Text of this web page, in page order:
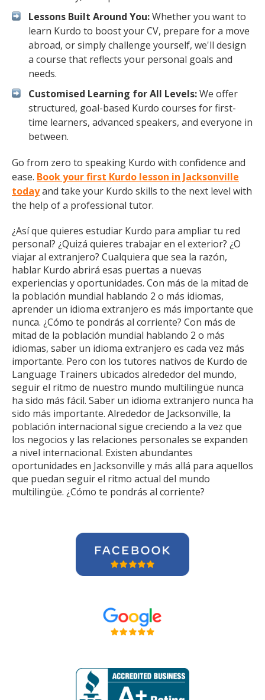
Lessons Built Around You:Whether you want to
learn Kurdo to boost your CV, prepare for a move
abroad, or simply challenge yourself, we'll design
a course that reflects your personal goals and
needs.
Customised Learning for All Levels:We offer
structured, goal-based Kurdo courses for first-
time learners, advanced speakers, and everyone in
between.
Go from zero to speaking Kurdo with confidence and
ease. Book your first Kurdo lesson in Jacksonville
todayand take your Kurdo skills to the next level with
the help of a professional tutor.
¿Así que quieres estudiar Kurdo para ampliar tu red
personal? ¿Quizá quieres trabajar en el exterior? ¿O
viajar al extranjero? Cualquiera que sea la razón,
hablar Kurdo abrirá esas puertas a nuevas
experiencias y oportunidades. Con más de la mitad de
la población mundial hablando 2 o más idiomas,
aprender un idioma extranjero es más importante que
nunca. ¿Cómo te pondrás al corriente? Con más de
mitad de la población mundial hablando 2 o más
idiomas, saber un idioma extranjero es cada vez más
importante. Pero con los tutores nativos de Kurdo de
Language Trainers ubicados alrededor del mundo,
seguir el ritmo de nuestro mundo multilingüe nunca
ha sido más fácil. Saber un idioma extranjero nunca ha
sido más importante. Alrededor de Jacksonville, la
población internacional sigue creciendo a la vez que
los negocios y las relaciones personales se expanden
a nivel internacional. Existen abundantes
oportunidades en Jacksonville y más allá para aquellos
que puedan seguir el ritmo actual del mundo
multilingüe. ¿Cómo te pondrás al corriente?